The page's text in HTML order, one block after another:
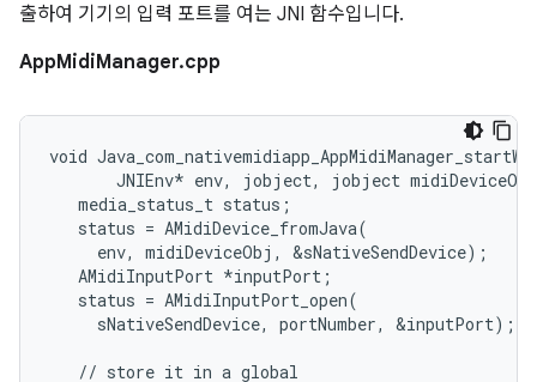
출하여 기기의 입력 포트를 여는 JNI 함수입니다.
AppMidiManager.cpp
void
JNIEnv* env, jobject, jobject
   media_status_t status;
   status = AMidiDevice_fromJava(
     env, midiDeviceObj, &sNativeSendDevice);
   AMidiInputPort *inputPort;
   status = AMidiInputPort_open(
     sNativeSendDevice, portNumber, &inputPort);
   // store it in a global